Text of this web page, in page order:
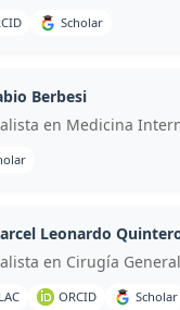
Scholar
Berbesi
en Medicina
Leonardo
en Cirugía
ORCID Scholar